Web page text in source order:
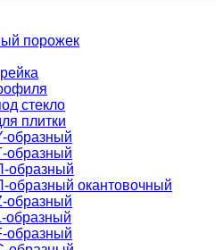
порожек
стекло
плитки
образный
образный
образный
окантовочный
образный
образный